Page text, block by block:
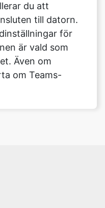
du att
till datorn.
för
är vald som
Även om
om Teams-